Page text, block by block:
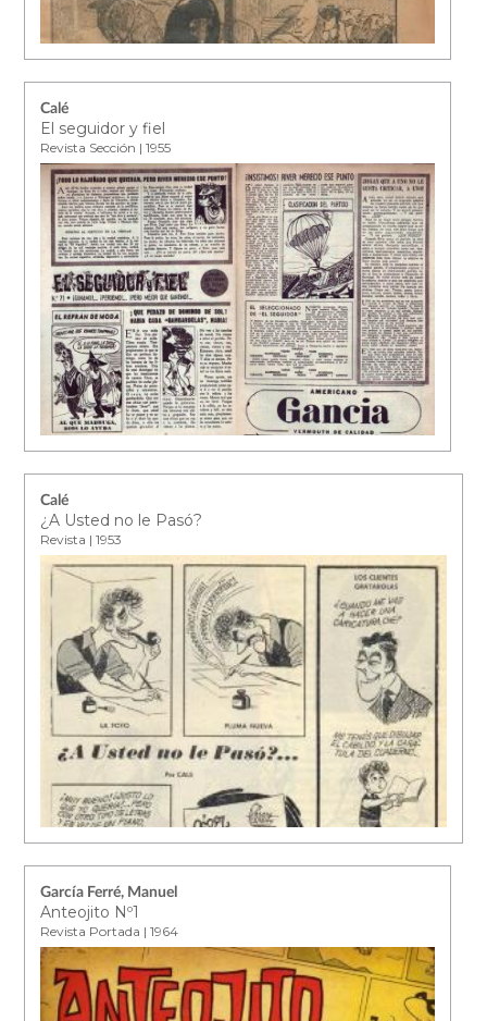
Calé
El seguidor y fiel
Revista Sección | 1955
Calé
¿A Usted no le Pasó?
Revista | 1953
García Ferré, Manuel
Anteojito Nº1
Revista Portada | 1964